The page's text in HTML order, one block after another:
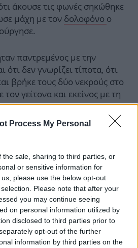
Process My Personal
the sale, sharing to third parties, or
or sensitive information for
please use the below opt-out
Please note that after your
you may continue seeing
on personal information utilized by
disclosed to third parties prior to
opt-out of the further
information by third parties on the
άκουσε τις φωνές σηκώθηκε
μάχη με τον δολοφόνο ο
παντρεμένος με την
ότι δεν γνωρίζει τίποτα, ότι
βρήκε τους δύο νεκρούς στο
τον γείτονα και εκείνος με τη
ο 65χρονος.